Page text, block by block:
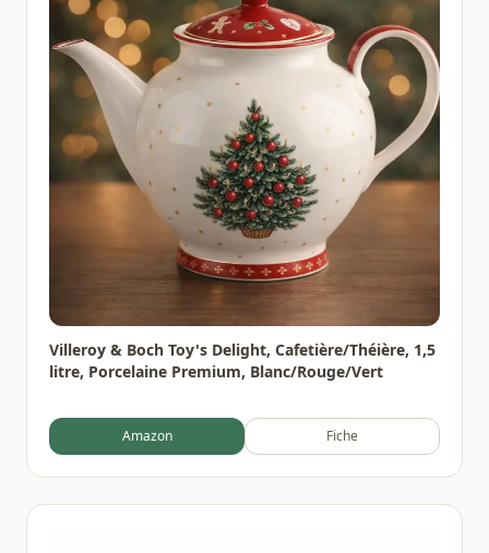
Villeroy & Boch Toy's Delight, Cafetière/Théière, 1,5
litre, Porcelaine Premium, Blanc/Rouge/Vert
Amazon Fiche